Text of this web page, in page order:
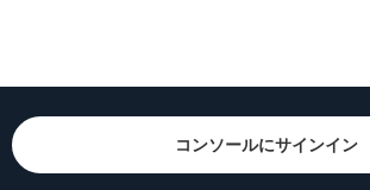
コンソールにサインイン